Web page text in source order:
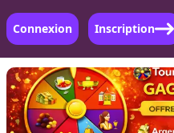
Connexion Inscription